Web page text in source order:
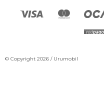
© Copyright 2026 / Urumobil